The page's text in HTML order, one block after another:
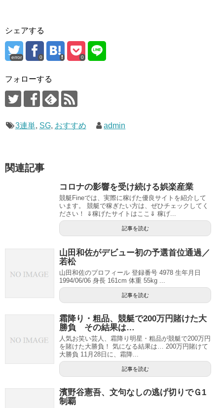
シェアする
error 0 0
フォローする
3連単, SG, おすすめ admin
関連記事
コロナの影響を受け続ける娯楽産業
競艇Fineでは、実際に稼げた優良サイトを紹介して
います。 競艇で稼ぎたい方は、ぜひチェックしてく
ださい！ ⇓稼げたサイトはここ⇓ 稼げ...
記事を読む
山田和佐がデビュー初の予選首位通過／
若松
山田和佐のプロフィール 登録番号 4978 生年月日
1994/06/06 身長 161cm 体重 55kg ...
記事を読む
霜降り・粗品、競艇で200万円賭けた大
勝負 その結果は…
人気お笑い芸人、霜降り明星・粗品が競艇で200万円
を賭けた大勝負！ 気になる結果は… 200万円賭けて
大勝負 11月28日に、霜降...
記事を読む
濱野谷憲吾、文句なしの逃げ切りでＧ1
制覇